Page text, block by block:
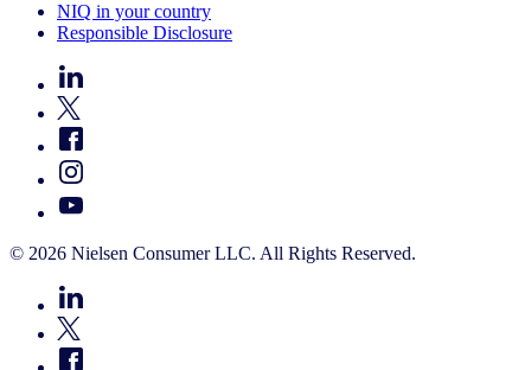
NIQ in your country
Responsible Disclosure
© 2026 Nielsen Consumer LLC. All Rights Reserved.